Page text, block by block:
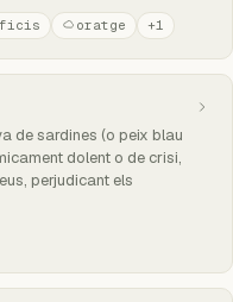
oratge +1
de sardines (o peix blau
dolent o de crisi,
perjudicant els